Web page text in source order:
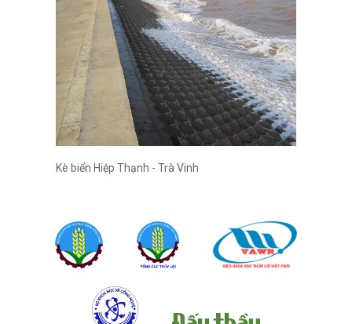
Kè biển Hiệp Thạnh - Trà Vinh